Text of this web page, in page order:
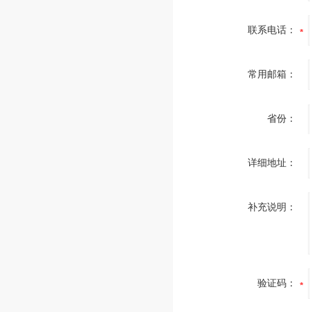
联系电话：
常用邮箱：
省份：
详细地址：
补充说明：
验证码：